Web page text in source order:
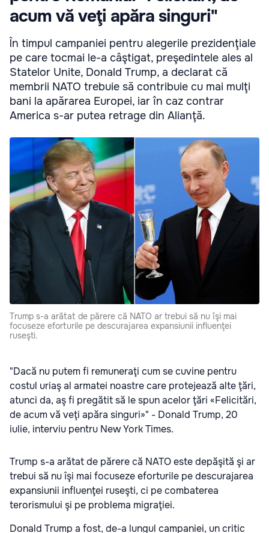
acum vă veţi apăra singuri"
În timpul campaniei pentru alegerile prezidenţiale
pe care tocmai le-a câştigat, preşedintele ales al
Statelor Unite, Donald Trump, a declarat că
membrii NATO trebuie să contribuie cu mai mulţi
bani la apărarea Europei, iar în caz contrar
America s-ar putea retrage din Alianţă.
Trump s-a arătat de părere că NATO ar trebui să nu îşi mai
focuseze eforturile pe descurajarea expansiunii influenţei
ruseşti.
"Dacă nu putem fi remuneraţi cum se cuvine pentru
costul uriaş al armatei noastre care protejează alte ţări,
atunci da, aş fi pregătit să le spun acelor ţări «Felicitări,
de acum vă veţi apăra singuri»" - Donald Trump, 20
iulie, interviu pentru New York Times.
Trump s-a arătat de părere că NATO este depăşită şi ar
trebui să nu îşi mai focuseze eforturile pe descurajarea
expansiunii influenţei ruseşti, ci pe combaterea
terorismului şi pe problema migraţiei.
Donald Trump a fost, de-a lungul campaniei, un critic